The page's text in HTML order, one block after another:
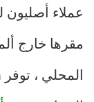
مقرها خارج